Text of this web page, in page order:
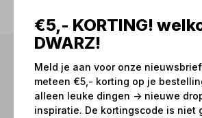
€5,- KORTING!
DWARZ!
Meld je aan voor onze
meteen €5,- korting op je
alleen leuke dingen -> nieuwe
inspiratie. De kortingscode is niet
Meld je aan